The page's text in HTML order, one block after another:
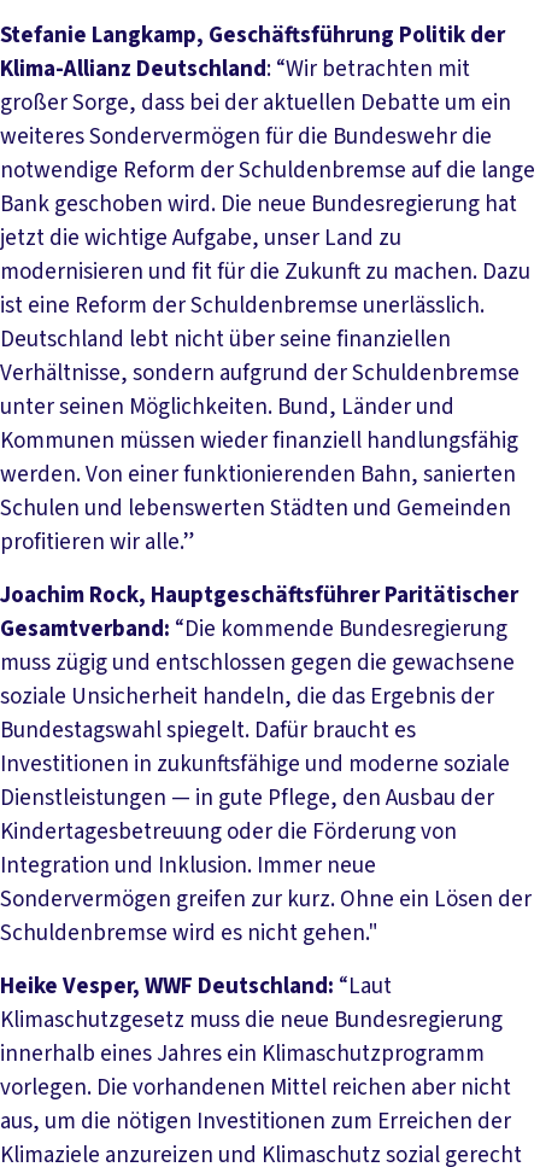
Stefanie Langkamp, Geschäftsführung Politik der
Klima-Allianz Deutschland: “Wir betrachten mit
großer Sorge, dass bei der aktuellen Debatte um ein
weiteres Sondervermögen für die Bundeswehr die
notwendige Reform der Schuldenbremse auf die lange
Bank geschoben wird. Die neue Bundesregierung hat
jetzt die wichtige Aufgabe, unser Land zu
modernisieren und fit für die Zukunft zu machen. Dazu
ist eine Reform der Schuldenbremse unerlässlich.
Deutschland lebt nicht über seine finanziellen
Verhältnisse, sondern aufgrund der Schuldenbremse
unter seinen Möglichkeiten. Bund, Länder und
Kommunen müssen wieder finanziell handlungsfähig
werden. Von einer funktionierenden Bahn, sanierten
Schulen und lebenswerten Städten und Gemeinden
profitieren wir alle.”
Joachim Rock, Hauptgeschäftsführer Paritätischer
Gesamtverband: “Die kommende Bundesregierung
muss zügig und entschlossen gegen die gewachsene
soziale Unsicherheit handeln, die das Ergebnis der
Bundestagswahl spiegelt. Dafür braucht es
Investitionen in zukunftsfähige und moderne soziale
Dienstleistungen — in gute Pflege, den Ausbau der
Kindertagesbetreuung oder die Förderung von
Integration und Inklusion. Immer neue
Sondervermögen greifen zur kurz. Ohne ein Lösen der
Schuldenbremse wird es nicht gehen."
Heike Vesper, WWF Deutschland: “Laut
Klimaschutzgesetz muss die neue Bundesregierung
innerhalb eines Jahres ein Klimaschutzprogramm
vorlegen. Die vorhandenen Mittel reichen aber nicht
aus, um die nötigen Investitionen zum Erreichen der
Klimaziele anzureizen und Klimaschutz sozial gerecht